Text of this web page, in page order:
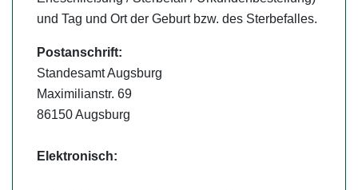
und Tag und Ort der Geburt bzw. des Sterbefalles.
Postanschrift:
Standesamt Augsburg
Maximilianstr. 69
86150 Augsburg
Elektronisch: